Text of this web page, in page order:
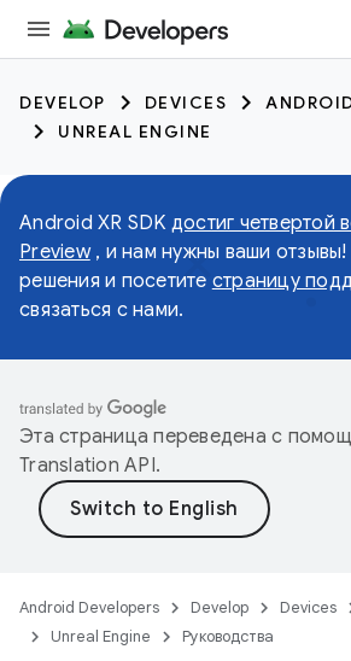
DEVELOP DEVICES
UNREAL ENGINE
Android XR SDK достиг четвертой
Preview, и нам нужны ваши
решения и посетите страницу
связаться с нами.
Эта страница переведена с
Translation API.
Android Developers Develop Devices
Unreal Engine
Руководства